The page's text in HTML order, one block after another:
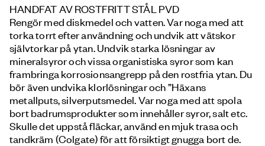
HANDFAT AV ROSTFRITT STÅL PVD
Rengör med diskmedel och vatten. Var noga med att
torka torrt efter användning och undvik att vätskor
självtorkar på ytan. Undvik starka lösningar av
mineralsyror och vissa organistiska syror som kan
frambringa korrosionsangrepp på den rostfria ytan. Du
bör även undvika klorlösningar och ”Häxans
metallputs, silverputsmedel. Var noga med att spola
bort badrumsprodukter som innehåller syror, salt etc.
Skulle det uppstå fläckar, använd en mjuk trasa och
tandkräm (Colgate) för att försiktigt gnugga bort de.